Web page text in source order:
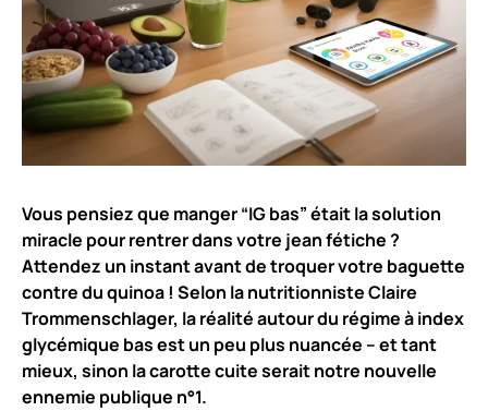
Vous pensiez que manger “IG bas” était la solution
miracle pour rentrer dans votre jean fétiche ?
Attendez un instant avant de troquer votre baguette
contre du quinoa ! Selon la nutritionniste Claire
Trommenschlager, la réalité autour du régime à index
glycémique bas est un peu plus nuancée – et tant
mieux, sinon la carotte cuite serait notre nouvelle
ennemie publique n°1.